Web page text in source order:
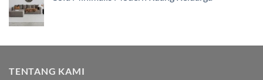
TENTANG KAMI